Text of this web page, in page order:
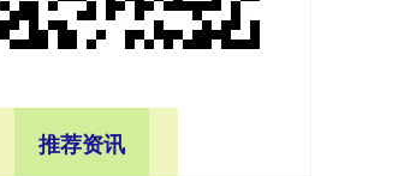
推荐资讯